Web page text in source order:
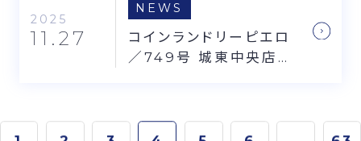
2025
11.27
NEWS
コインランドリーピエロ
／749号 城東中央店の